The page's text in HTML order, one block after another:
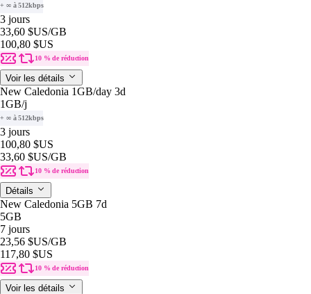
+ ∞ à 512kbps
3 jours
33,60 $US/GB
100,80 $US
10 % de réduction
Voir les détails
New Caledonia 1GB/day 3d
1GB/j
+ ∞ à 512kbps
3 jours
100,80 $US
33,60 $US/GB
10 % de réduction
Détails
New Caledonia 5GB 7d
5GB
7 jours
23,56 $US/GB
117,80 $US
10 % de réduction
Voir les détails